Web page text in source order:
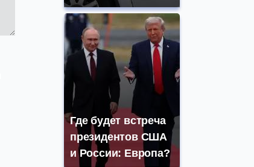
Где будет встреча
президентов США
и России: Европа?